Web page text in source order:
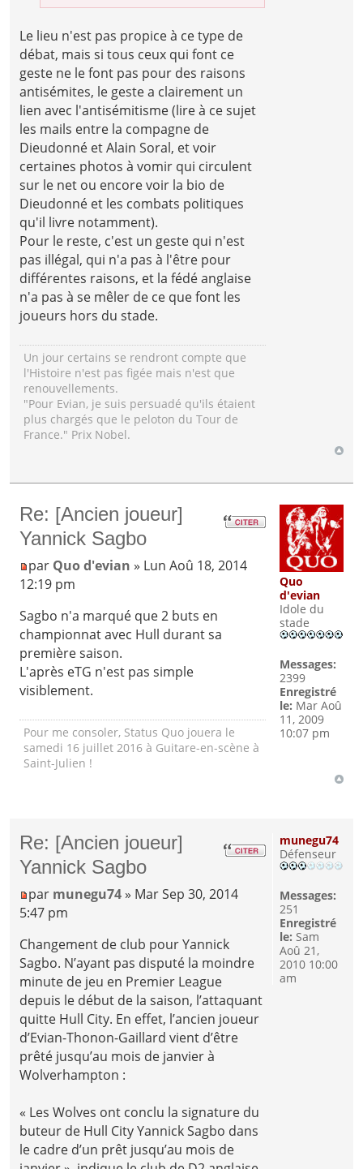
Le lieu n'est pas propice à ce type de
débat, mais si tous ceux qui font ce
geste ne le font pas pour des raisons
antisémites, le geste a clairement un
lien avec l'antisémitisme (lire à ce sujet
les mails entre la compagne de
Dieudonné et Alain Soral, et voir
certaines photos à vomir qui circulent
sur le net ou encore voir la bio de
Dieudonné et les combats politiques
qu'il livre notamment).
Pour le reste, c'est un geste qui n'est
pas illégal, qui n'a pas à l'être pour
différentes raisons, et la fédé anglaise
n'a pas à se mêler de ce que font les
joueurs hors du stade.
Un jour certains se rendront compte que
l'Histoire n'est pas figée mais n'est que
renouvellements.
"Pour Evian, je suis persuadé qu'ils étaient
plus chargés que le peloton du Tour de
France." Prix Nobel.
Re: [Ancien joueur]
Yannick Sagbo
par Quo d'evian » Lun Aoû 18, 2014
12:19 pm
Sagbo n'a marqué que 2 buts en
championnat avec Hull durant sa
première saison.
L'après eTG n'est pas simple
visiblement.
Pour me consoler, Status Quo jouera le
samedi 16 juillet 2016 à Guitare-en-scène à
Saint-Julien !
Quo
d'evian
Idole du
stade
Messages:
2399
Enregistré
le: Mar Aoû
11, 2009
10:07 pm
Re: [Ancien joueur]
Yannick Sagbo
par munegu74 » Mar Sep 30, 2014
5:47 pm
Changement de club pour Yannick
Sagbo. N’ayant pas disputé la moindre
minute de jeu en Premier League
depuis le début de la saison, l’attaquant
quitte Hull City. En effet, l’ancien joueur
d’Evian-Thonon-Gaillard vient d’être
prêté jusqu’au mois de janvier à
Wolverhampton :
« Les Wolves ont conclu la signature du
buteur de Hull City Yannick Sagbo dans
le cadre d’un prêt jusqu’au mois de
munegu74
Défenseur
Messages:
251
Enregistré
le: Sam
Aoû 21,
2010 10:00
am